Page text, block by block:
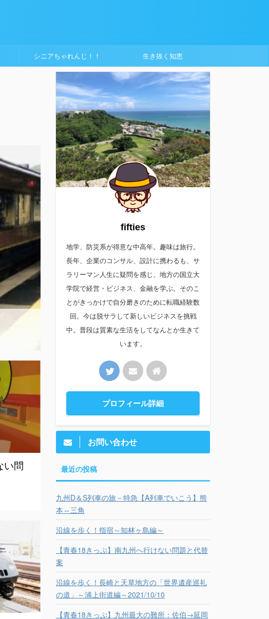
シニアちゃれんじ！！ 生き抜く知恵
い問
fifties
地学、防災系が得意な中高年。趣味は旅行。
長年、企業のコンサル、設計に携わるも、サ
ラリーマン人生に疑問を感じ、地方の国立大
学院で経営・ビジネス、金融を学ぶ。そのこ
とがきっかけで自分磨きのために転職経験数
回。今は脱サラして新しいビジネスを挑戦
中。普段は質素な生活をしてなんとか生きて
います。
プロフィール詳細
お問い合わせ
最近の投稿
九州D＆S列車の旅－特急【A列車でいこう】熊
本⇔三角
沿線を歩く！指宿～知林ヶ島編～
【青春18きっぷ】南九州へ行けない問題と代替
案
沿線を歩く！長崎と天草地方の「世界遺産巡礼
の道」～浦上街道編～2021/10/10
【青春18きっぷ】九州最大の難所：佐伯→延岡